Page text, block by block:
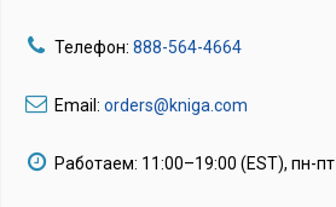
Телефон: 888-564-4664
Email: orders@kniga.com
Работаем: 11:00–19:00 (EST), пн-пт